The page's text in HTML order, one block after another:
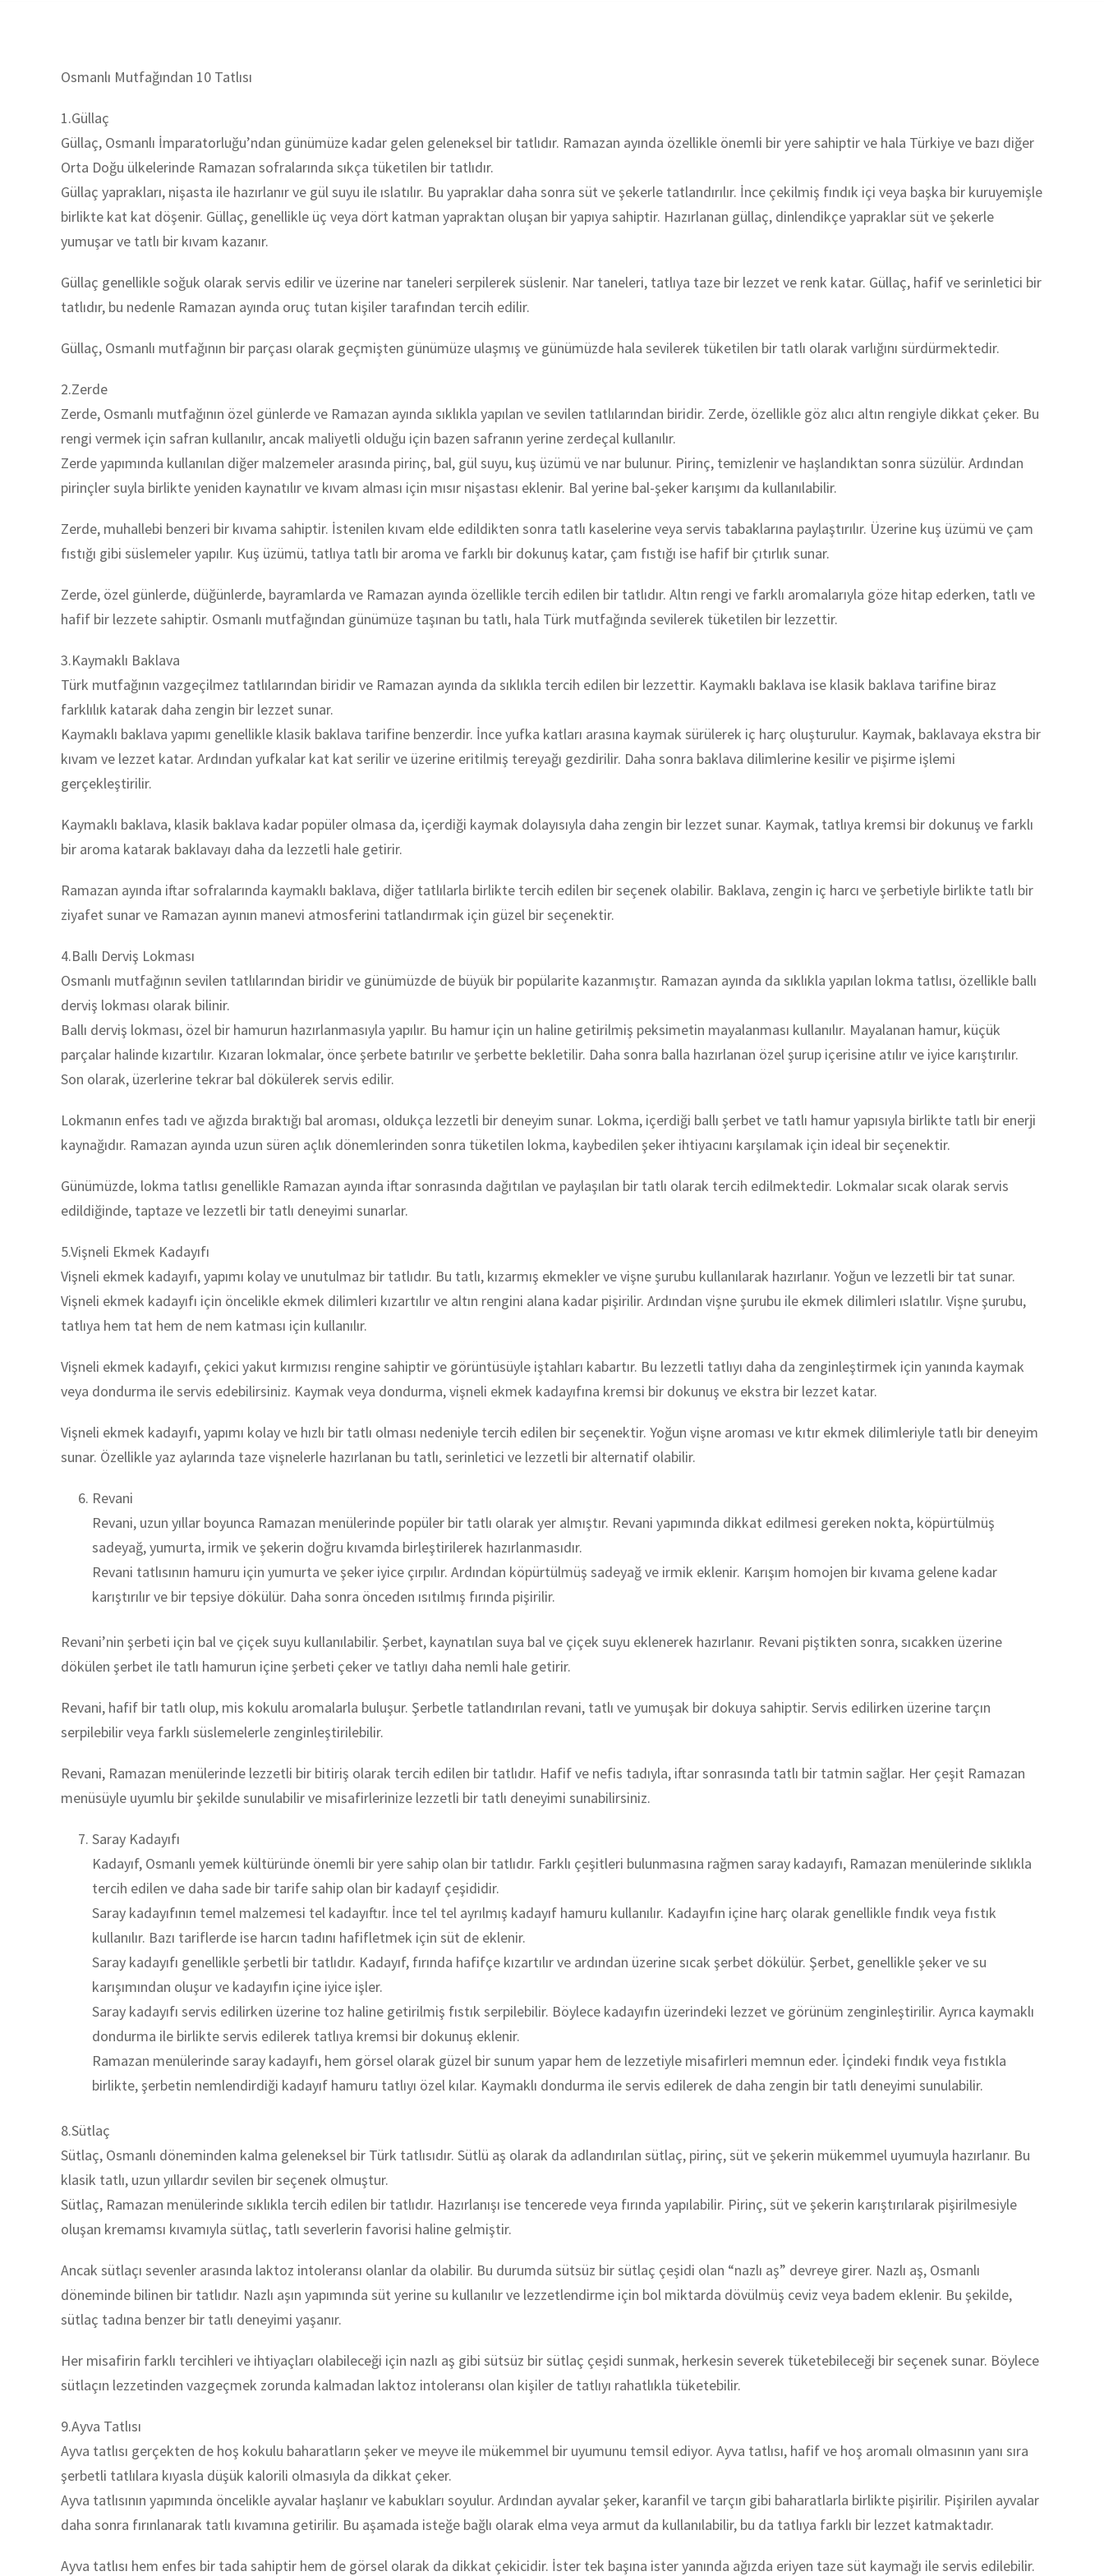
Osmanlı Mutfağından 10 Tatlısı
1.Güllaç
Güllaç, Osmanlı İmparatorluğu’ndan günümüze kadar gelen geleneksel bir tatlıdır. Ramazan ayında özellikle önemli bir yere sahiptir ve hala Türkiye ve bazı diğer
Orta Doğu ülkelerinde Ramazan sofralarında sıkça tüketilen bir tatlıdır.
Güllaç yaprakları, nişasta ile hazırlanır ve gül suyu ile ıslatılır. Bu yapraklar daha sonra süt ve şekerle tatlandırılır. İnce çekilmiş fındık içi veya başka bir kuruyemişle
birlikte kat kat döşenir. Güllaç, genellikle üç veya dört katman yapraktan oluşan bir yapıya sahiptir. Hazırlanan güllaç, dinlendikçe yapraklar süt ve şekerle
yumuşar ve tatlı bir kıvam kazanır.
Güllaç genellikle soğuk olarak servis edilir ve üzerine nar taneleri serpilerek süslenir. Nar taneleri, tatlıya taze bir lezzet ve renk katar. Güllaç, hafif ve serinletici bir
tatlıdır, bu nedenle Ramazan ayında oruç tutan kişiler tarafından tercih edilir.
Güllaç, Osmanlı mutfağının bir parçası olarak geçmişten günümüze ulaşmış ve günümüzde hala sevilerek tüketilen bir tatlı olarak varlığını sürdürmektedir.
2.Zerde
Zerde, Osmanlı mutfağının özel günlerde ve Ramazan ayında sıklıkla yapılan ve sevilen tatlılarından biridir. Zerde, özellikle göz alıcı altın rengiyle dikkat çeker. Bu
rengi vermek için safran kullanılır, ancak maliyetli olduğu için bazen safranın yerine zerdeçal kullanılır.
Zerde yapımında kullanılan diğer malzemeler arasında pirinç, bal, gül suyu, kuş üzümü ve nar bulunur. Pirinç, temizlenir ve haşlandıktan sonra süzülür. Ardından
pirinçler suyla birlikte yeniden kaynatılır ve kıvam alması için mısır nişastası eklenir. Bal yerine bal-şeker karışımı da kullanılabilir.
Zerde, muhallebi benzeri bir kıvama sahiptir. İstenilen kıvam elde edildikten sonra tatlı kaselerine veya servis tabaklarına paylaştırılır. Üzerine kuş üzümü ve çam
fıstığı gibi süslemeler yapılır. Kuş üzümü, tatlıya tatlı bir aroma ve farklı bir dokunuş katar, çam fıstığı ise hafif bir çıtırlık sunar.
Zerde, özel günlerde, düğünlerde, bayramlarda ve Ramazan ayında özellikle tercih edilen bir tatlıdır. Altın rengi ve farklı aromalarıyla göze hitap ederken, tatlı ve
hafif bir lezzete sahiptir. Osmanlı mutfağından günümüze taşınan bu tatlı, hala Türk mutfağında sevilerek tüketilen bir lezzettir.
3.Kaymaklı Baklava
Türk mutfağının vazgeçilmez tatlılarından biridir ve Ramazan ayında da sıklıkla tercih edilen bir lezzettir. Kaymaklı baklava ise klasik baklava tarifine biraz
farklılık katarak daha zengin bir lezzet sunar.
Kaymaklı baklava yapımı genellikle klasik baklava tarifine benzerdir. İnce yufka katları arasına kaymak sürülerek iç harç oluşturulur. Kaymak, baklavaya ekstra bir
kıvam ve lezzet katar. Ardından yufkalar kat kat serilir ve üzerine eritilmiş tereyağı gezdirilir. Daha sonra baklava dilimlerine kesilir ve pişirme işlemi
gerçekleştirilir.
Kaymaklı baklava, klasik baklava kadar popüler olmasa da, içerdiği kaymak dolayısıyla daha zengin bir lezzet sunar. Kaymak, tatlıya kremsi bir dokunuş ve farklı
bir aroma katarak baklavayı daha da lezzetli hale getirir.
Ramazan ayında iftar sofralarında kaymaklı baklava, diğer tatlılarla birlikte tercih edilen bir seçenek olabilir. Baklava, zengin iç harcı ve şerbetiyle birlikte tatlı bir
ziyafet sunar ve Ramazan ayının manevi atmosferini tatlandırmak için güzel bir seçenektir.
4.Ballı Derviş Lokması
Osmanlı mutfağının sevilen tatlılarından biridir ve günümüzde de büyük bir popülarite kazanmıştır. Ramazan ayında da sıklıkla yapılan lokma tatlısı, özellikle ballı
derviş lokması olarak bilinir.
Ballı derviş lokması, özel bir hamurun hazırlanmasıyla yapılır. Bu hamur için un haline getirilmiş peksimetin mayalanması kullanılır. Mayalanan hamur, küçük
parçalar halinde kızartılır. Kızaran lokmalar, önce şerbete batırılır ve şerbette bekletilir. Daha sonra balla hazırlanan özel şurup içerisine atılır ve iyice karıştırılır.
Son olarak, üzerlerine tekrar bal dökülerek servis edilir.
Lokmanın enfes tadı ve ağızda bıraktığı bal aroması, oldukça lezzetli bir deneyim sunar. Lokma, içerdiği ballı şerbet ve tatlı hamur yapısıyla birlikte tatlı bir enerji
kaynağıdır. Ramazan ayında uzun süren açlık dönemlerinden sonra tüketilen lokma, kaybedilen şeker ihtiyacını karşılamak için ideal bir seçenektir.
Günümüzde, lokma tatlısı genellikle Ramazan ayında iftar sonrasında dağıtılan ve paylaşılan bir tatlı olarak tercih edilmektedir. Lokmalar sıcak olarak servis
edildiğinde, taptaze ve lezzetli bir tatlı deneyimi sunarlar.
5.Vişneli Ekmek Kadayıfı
Vişneli ekmek kadayıfı, yapımı kolay ve unutulmaz bir tatlıdır. Bu tatlı, kızarmış ekmekler ve vişne şurubu kullanılarak hazırlanır. Yoğun ve lezzetli bir tat sunar.
Vişneli ekmek kadayıfı için öncelikle ekmek dilimleri kızartılır ve altın rengini alana kadar pişirilir. Ardından vişne şurubu ile ekmek dilimleri ıslatılır. Vişne şurubu,
tatlıya hem tat hem de nem katması için kullanılır.
Vişneli ekmek kadayıfı, çekici yakut kırmızısı rengine sahiptir ve görüntüsüyle iştahları kabartır. Bu lezzetli tatlıyı daha da zenginleştirmek için yanında kaymak
veya dondurma ile servis edebilirsiniz. Kaymak veya dondurma, vişneli ekmek kadayıfına kremsi bir dokunuş ve ekstra bir lezzet katar.
Vişneli ekmek kadayıfı, yapımı kolay ve hızlı bir tatlı olması nedeniyle tercih edilen bir seçenektir. Yoğun vişne aroması ve kıtır ekmek dilimleriyle tatlı bir deneyim
sunar. Özellikle yaz aylarında taze vişnelerle hazırlanan bu tatlı, serinletici ve lezzetli bir alternatif olabilir.
Revani
Revani, uzun yıllar boyunca Ramazan menülerinde popüler bir tatlı olarak yer almıştır. Revani yapımında dikkat edilmesi gereken nokta, köpürtülmüş
sadeyağ, yumurta, irmik ve şekerin doğru kıvamda birleştirilerek hazırlanmasıdır.
Revani tatlısının hamuru için yumurta ve şeker iyice çırpılır. Ardından köpürtülmüş sadeyağ ve irmik eklenir. Karışım homojen bir kıvama gelene kadar
karıştırılır ve bir tepsiye dökülür. Daha sonra önceden ısıtılmış fırında pişirilir.
Revani’nin şerbeti için bal ve çiçek suyu kullanılabilir. Şerbet, kaynatılan suya bal ve çiçek suyu eklenerek hazırlanır. Revani piştikten sonra, sıcakken üzerine
dökülen şerbet ile tatlı hamurun içine şerbeti çeker ve tatlıyı daha nemli hale getirir.
Revani, hafif bir tatlı olup, mis kokulu aromalarla buluşur. Şerbetle tatlandırılan revani, tatlı ve yumuşak bir dokuya sahiptir. Servis edilirken üzerine tarçın
serpilebilir veya farklı süslemelerle zenginleştirilebilir.
Revani, Ramazan menülerinde lezzetli bir bitiriş olarak tercih edilen bir tatlıdır. Hafif ve nefis tadıyla, iftar sonrasında tatlı bir tatmin sağlar. Her çeşit Ramazan
menüsüyle uyumlu bir şekilde sunulabilir ve misafirlerinize lezzetli bir tatlı deneyimi sunabilirsiniz.
Saray Kadayıfı
Kadayıf, Osmanlı yemek kültüründe önemli bir yere sahip olan bir tatlıdır. Farklı çeşitleri bulunmasına rağmen saray kadayıfı, Ramazan menülerinde sıklıkla
tercih edilen ve daha sade bir tarife sahip olan bir kadayıf çeşididir.
Saray kadayıfının temel malzemesi tel kadayıftır. İnce tel tel ayrılmış kadayıf hamuru kullanılır. Kadayıfın içine harç olarak genellikle fındık veya fıstık
kullanılır. Bazı tariflerde ise harcın tadını hafifletmek için süt de eklenir.
Saray kadayıfı genellikle şerbetli bir tatlıdır. Kadayıf, fırında hafifçe kızartılır ve ardından üzerine sıcak şerbet dökülür. Şerbet, genellikle şeker ve su
karışımından oluşur ve kadayıfın içine iyice işler.
Saray kadayıfı servis edilirken üzerine toz haline getirilmiş fıstık serpilebilir. Böylece kadayıfın üzerindeki lezzet ve görünüm zenginleştirilir. Ayrıca kaymaklı
dondurma ile birlikte servis edilerek tatlıya kremsi bir dokunuş eklenir.
Ramazan menülerinde saray kadayıfı, hem görsel olarak güzel bir sunum yapar hem de lezzetiyle misafirleri memnun eder. İçindeki fındık veya fıstıkla
birlikte, şerbetin nemlendirdiği kadayıf hamuru tatlıyı özel kılar. Kaymaklı dondurma ile servis edilerek de daha zengin bir tatlı deneyimi sunulabilir.
8.Sütlaç
Sütlaç, Osmanlı döneminden kalma geleneksel bir Türk tatlısıdır. Sütlü aş olarak da adlandırılan sütlaç, pirinç, süt ve şekerin mükemmel uyumuyla hazırlanır. Bu
klasik tatlı, uzun yıllardır sevilen bir seçenek olmuştur.
Sütlaç, Ramazan menülerinde sıklıkla tercih edilen bir tatlıdır. Hazırlanışı ise tencerede veya fırında yapılabilir. Pirinç, süt ve şekerin karıştırılarak pişirilmesiyle
oluşan kremamsı kıvamıyla sütlaç, tatlı severlerin favorisi haline gelmiştir.
Ancak sütlaçı sevenler arasında laktoz intoleransı olanlar da olabilir. Bu durumda sütsüz bir sütlaç çeşidi olan “nazlı aş” devreye girer. Nazlı aş, Osmanlı
döneminde bilinen bir tatlıdır. Nazlı aşın yapımında süt yerine su kullanılır ve lezzetlendirme için bol miktarda dövülmüş ceviz veya badem eklenir. Bu şekilde,
sütlaç tadına benzer bir tatlı deneyimi yaşanır.
Her misafirin farklı tercihleri ve ihtiyaçları olabileceği için nazlı aş gibi sütsüz bir sütlaç çeşidi sunmak, herkesin severek tüketebileceği bir seçenek sunar. Böylece
sütlaçın lezzetinden vazgeçmek zorunda kalmadan laktoz intoleransı olan kişiler de tatlıyı rahatlıkla tüketebilir.
9.Ayva Tatlısı
Ayva tatlısı gerçekten de hoş kokulu baharatların şeker ve meyve ile mükemmel bir uyumunu temsil ediyor. Ayva tatlısı, hafif ve hoş aromalı olmasının yanı sıra
şerbetli tatlılara kıyasla düşük kalorili olmasıyla da dikkat çeker.
Ayva tatlısının yapımında öncelikle ayvalar haşlanır ve kabukları soyulur. Ardından ayvalar şeker, karanfil ve tarçın gibi baharatlarla birlikte pişirilir. Pişirilen ayvalar
daha sonra fırınlanarak tatlı kıvamına getirilir. Bu aşamada isteğe bağlı olarak elma veya armut da kullanılabilir, bu da tatlıya farklı bir lezzet katmaktadır.
Ayva tatlısı hem enfes bir tada sahiptir hem de görsel olarak da dikkat çekicidir. İster tek başına ister yanında ağızda eriyen taze süt kaymağı ile servis edilebilir.